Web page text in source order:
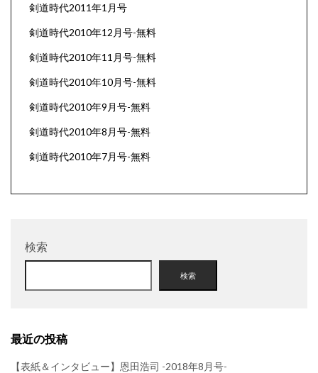
剣道時代2011年1月号
剣道時代2010年12月号-無料
剣道時代2010年11月号-無料
剣道時代2010年10月号-無料
剣道時代2010年9月号-無料
剣道時代2010年8月号-無料
剣道時代2010年7月号-無料
検索
検索
最近の投稿
【表紙＆インタビュー】恩田浩司 -2018年8月号-